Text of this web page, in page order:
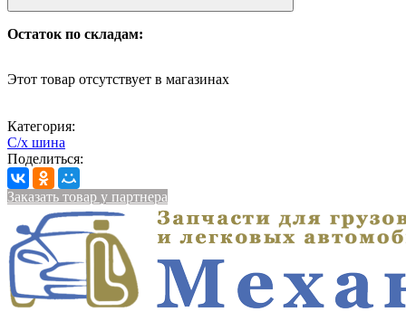
Остаток по складам:
Этот товар отсутствует в магазинах
Категория:
С/х шина
Поделиться:
Заказать товар у партнера